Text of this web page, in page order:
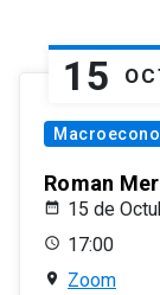
15
Roman
15 de
17:00
Zoom